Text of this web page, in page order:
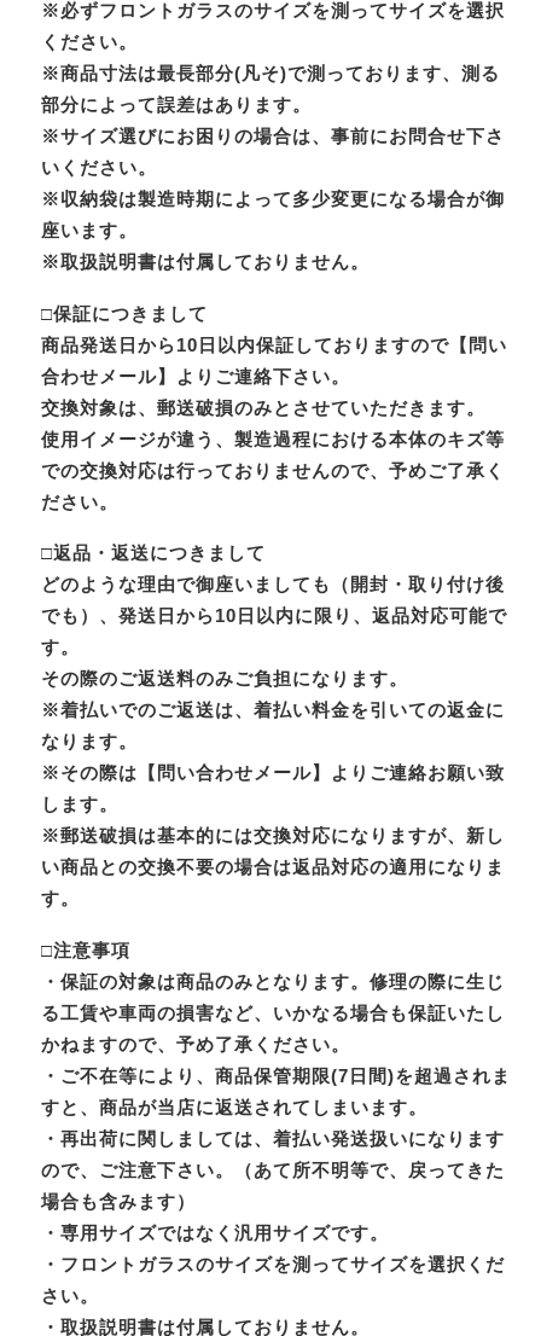
※必ずフロントガラスのサイズを測ってサイズを選択
ください。
※商品寸法は最長部分(凡そ)で測っております、測る
部分によって誤差はあります。
※サイズ選びにお困りの場合は、事前にお問合せ下さ
いください。
※収納袋は製造時期によって多少変更になる場合が御
座います。
※取扱説明書は付属しておりません。
□保証につきまして
商品発送日から10日以内保証しておりますので【問い
合わせメール】よりご連絡下さい。
交換対象は、郵送破損のみとさせていただきます。
使用イメージが違う、製造過程における本体のキズ等
での交換対応は行っておりませんので、予めご了承く
ださい。
□返品・返送につきまして
どのような理由で御座いましても（開封・取り付け後
でも）、発送日から10日以内に限り、返品対応可能で
す。
その際のご返送料のみご負担になります。
※着払いでのご返送は、着払い料金を引いての返金に
なります。
※その際は【問い合わせメール】よりご連絡お願い致
します。
※郵送破損は基本的には交換対応になりますが、新し
い商品との交換不要の場合は返品対応の適用になりま
す。
□注意事項
・保証の対象は商品のみとなります。修理の際に生じ
る工賃や車両の損害など、いかなる場合も保証いたし
かねますので、予め了承ください。
・ご不在等により、商品保管期限(7日間)を超過されま
すと、商品が当店に返送されてしまいます。
・再出荷に関しましては、着払い発送扱いになります
ので、ご注意下さい。（あて所不明等で、戻ってきた
場合も含みます）
・専用サイズではなく汎用サイズです。
・フロントガラスのサイズを測ってサイズを選択くだ
さい。
・取扱説明書は付属しておりません。